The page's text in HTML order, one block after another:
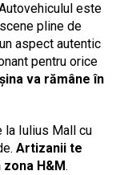
este
pline de
aspect autentic
pentru orice
va rămâne în
la Iulius Mall cu
Artizanii te
H&M.